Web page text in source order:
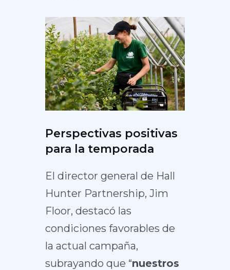
Perspectivas positivas
para la temporada
El director general de Hall
Hunter Partnership, Jim
Floor, destacó las
condiciones favorables de
la actual campaña,
subrayando que “nuestros